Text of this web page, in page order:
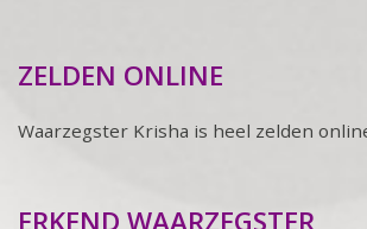
ZELDEN ONLINE
Waarzegster Krisha is heel zelden
ERKEND WAARZEGSTER